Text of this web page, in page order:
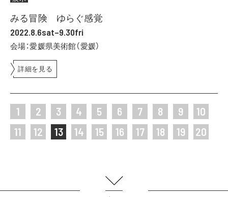
みる冒険 ゆらぐ感覚
2022.8.6sat–9.30fri
会場：愛媛県美術館（愛媛）
詳細を見る
1 2 3 4 5 6 7 8 9
10
11
12 13 14 15 16 17 18 19 20